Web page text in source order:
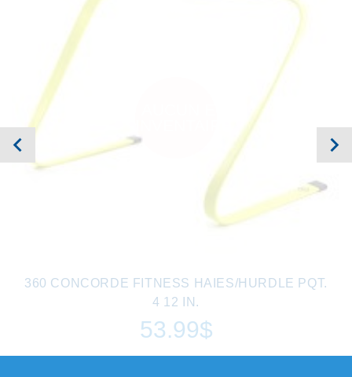
360 CONCORDE FITNESS HAIES/HURDLE PQT.
4 12 IN.
53.99$